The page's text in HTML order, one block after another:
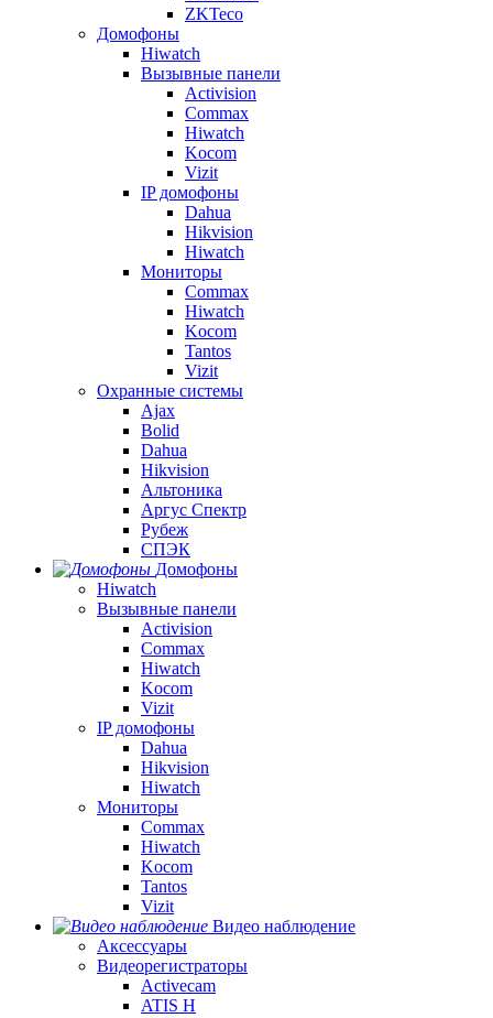
ZKTeco
Домофоны
Hiwatch
Вызывные панели
Activision
Commax
Hiwatch
Kocom
Vizit
IP домофоны
Dahua
Hikvision
Hiwatch
Мониторы
Commax
Hiwatch
Kocom
Tantos
Vizit
Охранные системы
Ajax
Bolid
Dahua
Hikvision
Альтоника
Аргус Спектр
Рубеж
СПЭК
Домофоны
Hiwatch
Вызывные панели
Activision
Commax
Hiwatch
Kocom
Vizit
IP домофоны
Dahua
Hikvision
Hiwatch
Мониторы
Commax
Hiwatch
Kocom
Tantos
Vizit
Видео наблюдение
Аксессуары
Видеорегистраторы
Activecam
ATIS H